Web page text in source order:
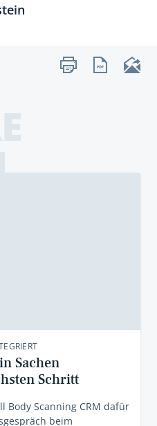
Sachen
Schritt
Scanning CRM dafür
beim